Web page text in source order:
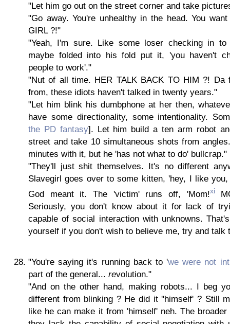
"Let him go out on the street corner and take
"Go away. You're unhealthy in the head. You
GIRL ?!"
"Yeah, I'm sure. Like some loser checking in to
maybe folded into his fold put it, 'you haven't
people to work'."
"Nut of all time. HER TALK BACK TO HIM ?! Da
from, these idiots haven't talked in twenty years."
"Let him blink his dumbphone at her then,
have some directionality, some intentionality.
the PD fantasy]. Let him build a ten arm robot
street and take 10 simultaneous shots from
minutes with it, but he 'has not what to do' bullcrap."
"They'll just shit themselves. It's no different
Slavegirl goes over to some kitten, 'hey, I like
God meant it. The 'victim' runs off, 'Mom!xi
Seriously, you don't know about it for lack of
capable of social interaction with unknowns.
yourself if you don't wish to believe me, try and talk
"You're saying it's running back to 'we were not
part of the general... revolution."
"And on the other hand, making robots... I beg
different from blinking ? He did it ''himself' ? Still
like he can make it from 'himself' neh. The